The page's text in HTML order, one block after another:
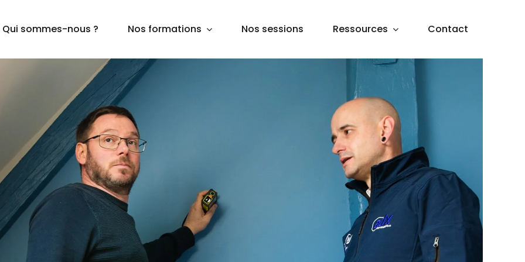
Qui sommes-nous ? Nos formations Nos sessions Ressources Contact